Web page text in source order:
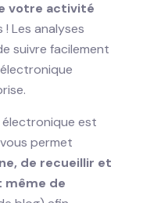
votre activité
Les analyses
suivre facilement
est
permet
de recueillir et
même de